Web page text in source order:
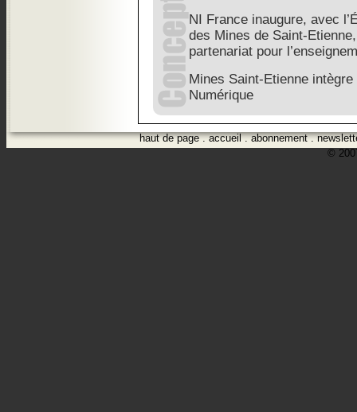
NI France inaugure, avec
des Mines de Saint-
partenariat pour
Mines Saint-Etienne
Numérique
haut de page.accueil.abonnement.
©